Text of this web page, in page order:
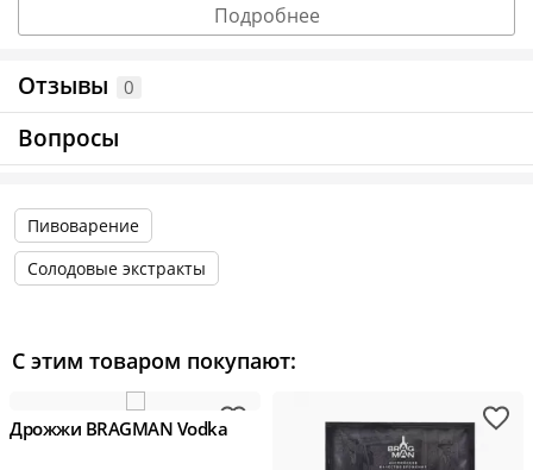
Простота использования - легко растворяется и
доступным даже для новичков.
Натуральный состав.
внешнем виде товара основывается на последних доступных
данных от поставщика.
Подробнее
Отзывы 0
Вопросы
Пивоварение
Солодовые экстракты
С этим товаром покупают:
Дрожжи BRAGMAN Vodka